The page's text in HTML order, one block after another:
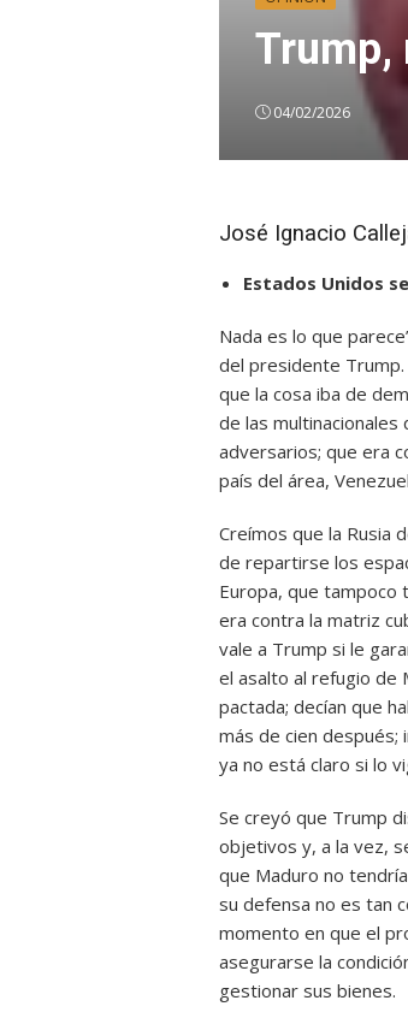
Trump,
04/02/2026
José Ignacio
Estados Unidos
Nada es lo que
del presidente
que la cosa iba de
de las
adversarios; que era
país del área,
Creímos que la Rusia
de repartirse los
Europa, que tampoco
era contra la matriz
vale a Trump si le
el asalto al refugio de
pactada; decían que
más de cien después;
ya no está claro si lo
Se creyó que Trump
objetivos y, a la vez,
que Maduro no
su defensa no es tan
momento en que el
asegurarse la
gestionar sus bienes.